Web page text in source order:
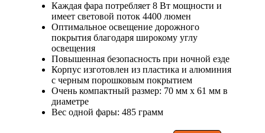
Каждая фара потребляет 8 Вт мощности и
имеет световой поток 4400 люмен
Оптимальное освещение дорожного
покрытия благодаря широкому углу
освещения
Повышенная безопасность при ночной езде
Корпус изготовлен из пластика и алюминия
с черным порошковым покрытием
Очень компактный размер: 70 мм x 61 мм в
диаметре
Вес одной фары: 485 грамм